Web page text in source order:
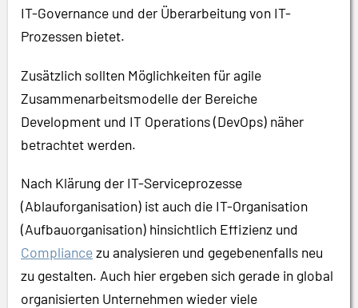
IT-Governance und der Überarbeitung von IT-
Prozessen bietet.
Zusätzlich sollten Möglichkeiten für agile
Zusammenarbeitsmodelle der Bereiche
Development und IT Operations (DevOps) näher
betrachtet werden.
Nach Klärung der IT-Serviceprozesse
(Ablauforganisation) ist auch die IT-Organisation
(Aufbauorganisation) hinsichtlich Effizienz und
Compliancezu analysieren und gegebenenfalls neu
zu gestalten. Auch hier ergeben sich gerade in global
organisierten Unternehmen wieder viele